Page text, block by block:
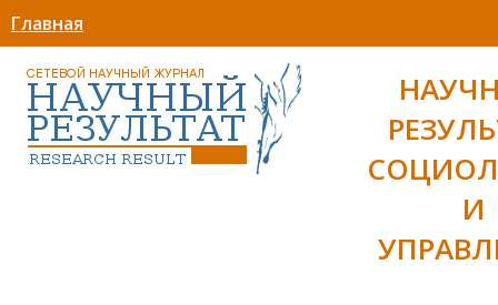
Главная
И